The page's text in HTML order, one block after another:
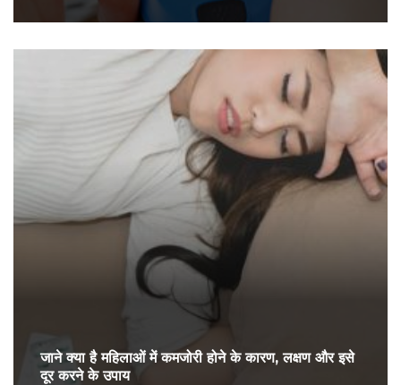
जाने क्या है महिलाओं में कमजोरी होने के कारण, लक्षण और इसे
दूर करने के उपाय